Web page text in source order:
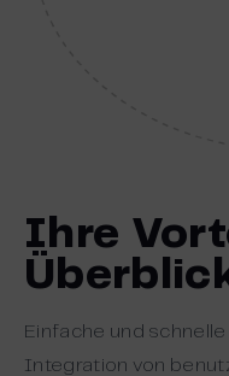
Ihre
Einfache und
Integration von